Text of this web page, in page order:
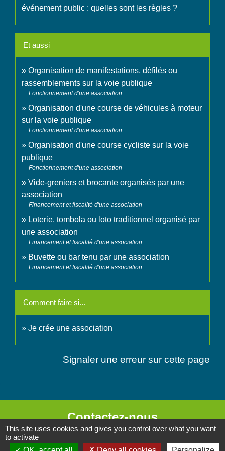
événement public : quelles sont les règles ?
Et aussi
Organisation de manifestations, défilés ou
rassemblements sur la voie publique
Fonctionnement d'une association
Organisation d'une course de véhicules à moteur
sur la voie publique
Fonctionnement d'une association
Organisation d'une course cycliste sur la voie
publique
Fonctionnement d'une association
Vide-greniers et brocante organisés par une
association
Financement et fiscalité d'une association
Loterie, tombola ou loto traditionnel organisé par
une association
Financement et fiscalité d'une association
Buvette ou bar tenu par une association
Financement et fiscalité d'une association
Comment faire si...
Je crée une association
Signaler une erreur sur cette page
Contactez-nous
Commune de Chignin
This site uses cookies and gives you control over what you want
to activate